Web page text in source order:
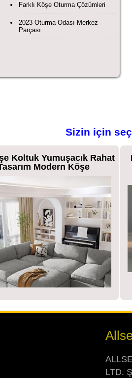
Farklı Köşe Oturma Çözümleri
2023 Oturma Odası Merkez
Parçası
Sizin için
Koltuk Yumuşacık Rahat
Modern Köşe
LTD.